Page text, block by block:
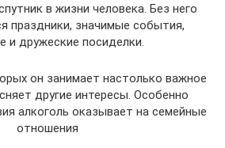
в жизни человека. Без него
праздники, значимые события,
и дружеские посиделки.
он занимает настолько важное
другие интересы. Особенно
алкоголь оказывает на семейные
отношения